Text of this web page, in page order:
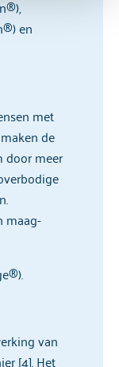
en
met
de
door meer
maag-
van
[4]. Het